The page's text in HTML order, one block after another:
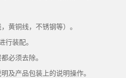
黄铜线，不锈钢等）。
行装配。
必须去除。
及产品包装上的说明操作。